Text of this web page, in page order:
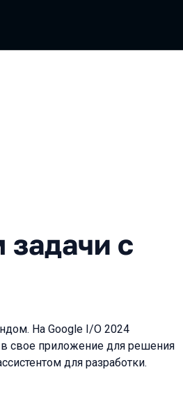
с умом
с
На Google I/O 2024
свое приложение для решения
для разработки.